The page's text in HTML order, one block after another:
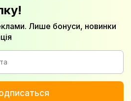
Лише бонуси, новинки